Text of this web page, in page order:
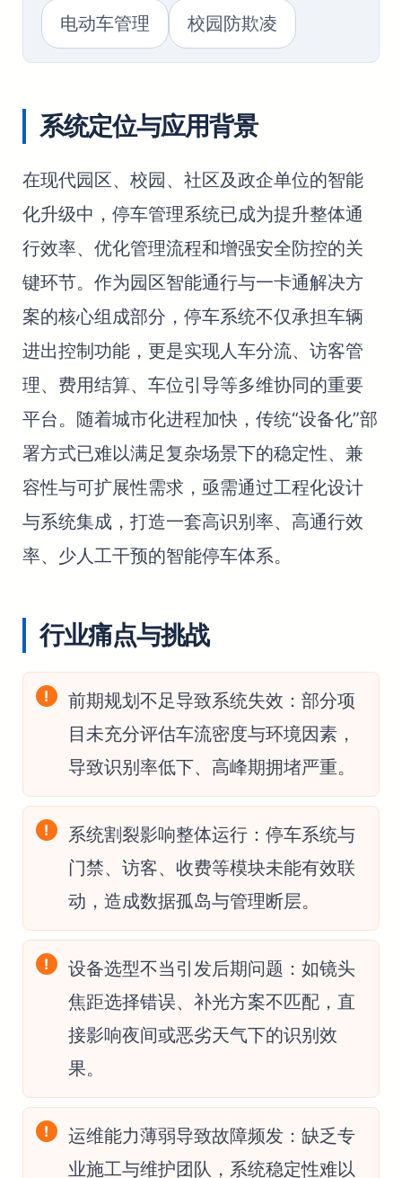
电动车管理 校园防欺凌
系统定位与应用背景
在现代园区、校园、社区及政企单位的智能
化升级中，停车管理系统已成为提升整体通
行效率、优化管理流程和增强安全防控的关
键环节。作为园区智能通行与一卡通解决方
案的核心组成部分，停车系统不仅承担车辆
进出控制功能，更是实现人车分流、访客管
理、费用结算、车位引导等多维协同的重要
平台。随着城市化进程加快，传统“设备化”部
署方式已难以满足复杂场景下的稳定性、兼
容性与可扩展性需求，亟需通过工程化设计
与系统集成，打造一套高识别率、高通行效
率、少人工干预的智能停车体系。
行业痛点与挑战
前期规划不足导致系统失效：部分项
目未充分评估车流密度与环境因素，
导致识别率低下、高峰期拥堵严重。
系统割裂影响整体运行：停车系统与
门禁、访客、收费等模块未能有效联
动，造成数据孤岛与管理断层。
设备选型不当引发后期问题：如镜头
焦距选择错误、补光方案不匹配，直
接影响夜间或恶劣天气下的识别效
果。
运维能力薄弱导致故障频发：缺乏专
业施工与维护团队，系统稳定性难以